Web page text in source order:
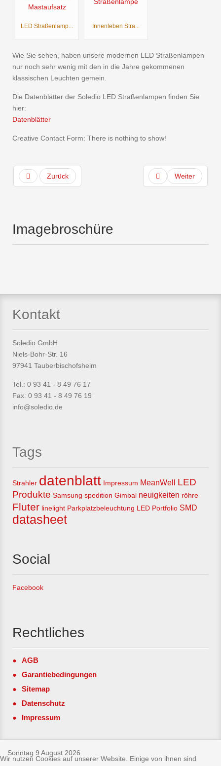
LED Straßenlamp... Innenleben Stra...
Wie Sie sehen, haben unsere modernen LED Straßenlampen
nur noch sehr wenig mit den in die Jahre gekommenen
klassischen Leuchten gemein.
Die Datenblätter der Soledio LED Straßenlampen finden Sie
hier:
Datenblätter
Creative Contact Form: There is nothing to show!
Zurück Weiter
Imagebroschüre
Kontakt
Soledio GmbH
Niels-Bohr-Str. 16
97941 Tauberbischofsheim
Tel.: 0 93 41 - 8 49 76 17
Fax: 0 93 41 - 8 49 76 19
info@soledio.de
Tags
Strahler datenblatt Impressum MeanWell
LED
Produkte Samsung spedition Gimbal neuigkeiten röhre
Fluter linelight Parkplatzbeleuchtung LED Portfolio SMD
datasheet
Social
Facebook
Rechtliches
AGB
Garantiebedingungen
Sitemap
Datenschutz
Impressum
Sonntag 9 August 2026
Wir nutzen Cookies auf unserer Website. Einige von ihnen sind